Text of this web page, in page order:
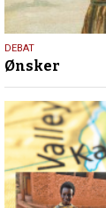
18.
december
2025
DEBAT
Ønsker